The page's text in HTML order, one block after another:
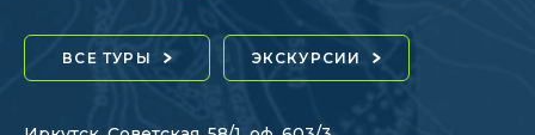
ВСЕ ТУРЫ ЭКСКУРСИИ